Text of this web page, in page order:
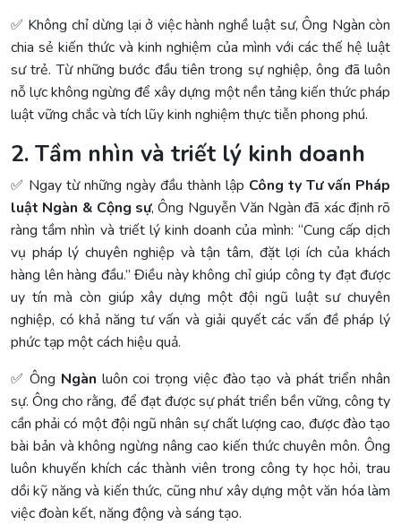
✅ Không chỉ dừng lại ở việc hành nghề luật sư, Ông Ngàn còn
chia sẻ kiến thức và kinh nghiệm của mình với các thế hệ luật
sư trẻ. Từ những bước đầu tiên trong sự nghiệp, ông đã luôn
nỗ lực không ngừng để xây dựng một nền tảng kiến thức pháp
luật vững chắc và tích lũy kinh nghiệm thực tiễn phong phú.
2. Tầm nhìn và triết lý kinh doanh
✅ Ngay từ những ngày đầu thành lập Công ty Tư vấn Pháp
luật Ngàn & Cộng sự, Ông Nguyễn Văn Ngàn đã xác định rõ
ràng tầm nhìn và triết lý kinh doanh của mình: “Cung cấp dịch
vụ pháp lý chuyên nghiệp và tận tâm, đặt lợi ích của khách
hàng lên hàng đầu.” Điều này không chỉ giúp công ty đạt được
uy tín mà còn giúp xây dựng một đội ngũ luật sư chuyên
nghiệp, có khả năng tư vấn và giải quyết các vấn đề pháp lý
phức tạp một cách hiệu quả.
✅ Ông Ngàn luôn coi trọng việc đào tạo và phát triển nhân
sự. Ông cho rằng, để đạt được sự phát triển bền vững, công ty
cần phải có một đội ngũ nhân sự chất lượng cao, được đào tạo
bài bản và không ngừng nâng cao kiến thức chuyên môn. Ông
luôn khuyến khích các thành viên trong công ty học hỏi, trau
dồi kỹ năng và kiến thức, cũng như xây dựng một văn hóa làm
việc đoàn kết, năng động và sáng tạo.